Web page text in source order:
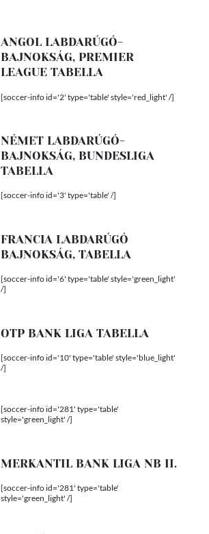
ANGOL LABDARÚGÓ-
BAJNOKSÁG, PREMIER
LEAGUE TABELLA
[soccer-info id='2' type='table' style='red_light' /]
NÉMET LABDARÚGÓ-
BAJNOKSÁG, BUNDESLIGA
TABELLA
[soccer-info id='3' type='table' /]
FRANCIA LABDARÚGÓ
BAJNOKSÁG, TABELLA
[soccer-info id='6' type='table' style='green_light'
/]
OTP BANK LIGA TABELLA
[soccer-info id='10' type='table' style='blue_light'
/]
[soccer-info id='281' type='table'
style='green_light' /]
MERKANTIL BANK LIGA NB II.
[soccer-info id='281' type='table'
style='green_light' /]